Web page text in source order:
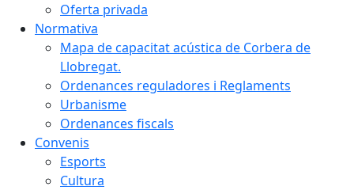
Oferta privada
Normativa
Mapa de capacitat acústica de Corbera de
Llobregat.
Ordenances reguladores i Reglaments
Urbanisme
Ordenances fiscals
Convenis
Esports
Cultura